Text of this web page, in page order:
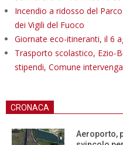
Incendio a ridosso del
dei Vigili del Fuoco
Giornate eco-itineranti, il 6
Trasporto scolastico, Ezio-
stipendi, Comune
CRONACA
Aeroporto,